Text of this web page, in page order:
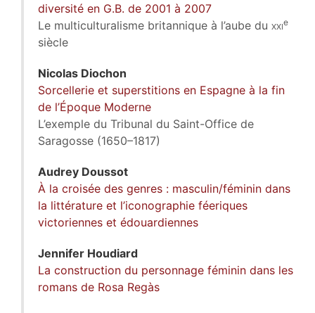
diversité en G.B. de 2001 à 2007
Le multiculturalisme britannique à l’aube du xxie
siècle
Nicolas Diochon
Sorcellerie et superstitions en Espagne à la fin
de l’Époque Moderne
L’exemple du Tribunal du Saint-Office de
Saragosse (1650–1817)
Audrey Doussot
À la croisée des genres : masculin/féminin dans
la littérature et l’iconographie féeriques
victoriennes et édouardiennes
Jennifer Houdiard
La construction du personnage féminin dans les
romans de Rosa Regàs